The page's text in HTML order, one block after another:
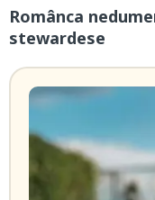
Românca
stewardese